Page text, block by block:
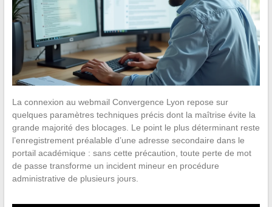
La connexion au webmail Convergence Lyon repose sur
quelques paramètres techniques précis dont la maîtrise évite la
grande majorité des blocages. Le point le plus déterminant reste
l’enregistrement préalable d’une adresse secondaire dans le
portail académique : sans cette précaution, toute perte de mot
de passe transforme un incident mineur en procédure
administrative de plusieurs jours.